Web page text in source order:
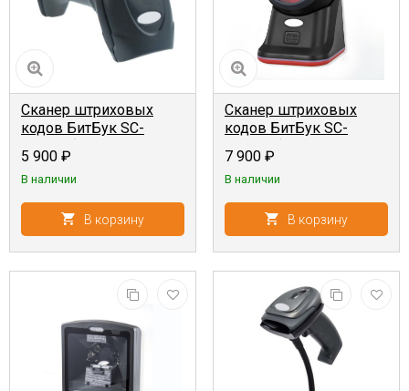
Сканер штриховых
кодов БитБук SC-
проводной, USB-
HID+USB-VCOM}
5 900 ₽
В наличии
В корзину
Сканер штриховых
кодов БитБук SC-
стационарный,
проводной, USB-
HID+USB-VCOM}
7 900 ₽
В наличии
В корзину